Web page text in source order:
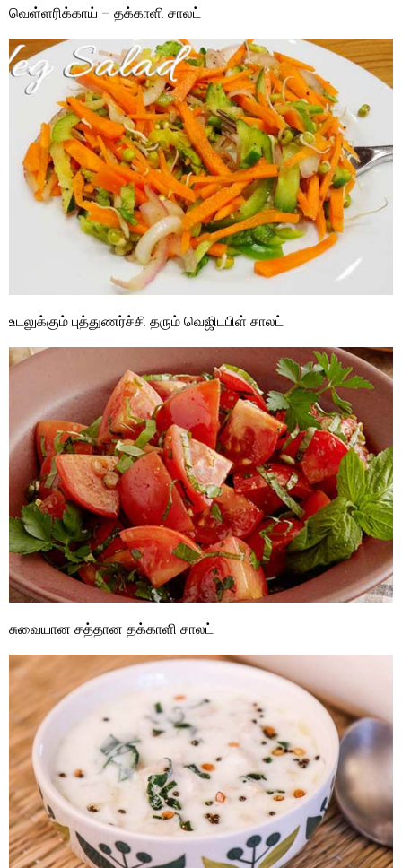
வெள்ளரிக்காய் – தக்காளி சாலட்
உடலுக்கும் புத்துணர்ச்சி தரும் வெஜிடபிள் சாலட்
சுவையான சத்தான தக்காளி சாலட்